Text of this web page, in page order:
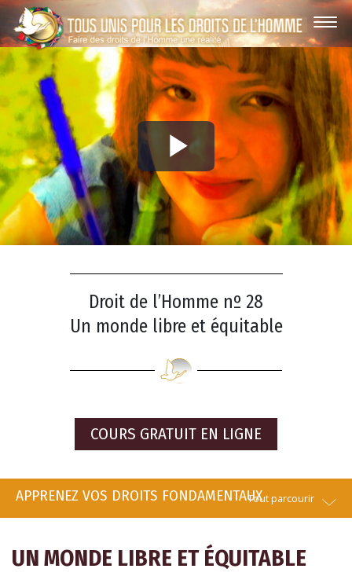
Play
Video
Droit de l’Homme nº 28
Un monde libre et équitable
COURS GRATUIT EN LIGNE
APPRENEZ VOS DROITS FONDAMENTAUXTout parcourir
UN MONDE LIBRE ET ÉQUITABLE